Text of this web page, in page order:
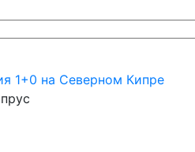
1+0 на Северном Кипре